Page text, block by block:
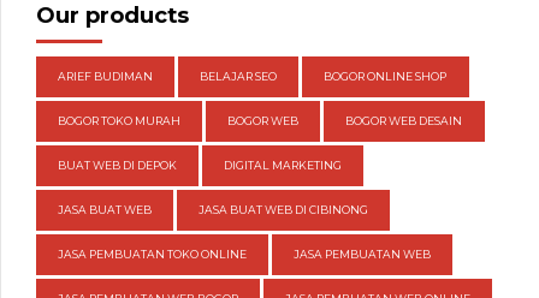
Our products
ARIEF BUDIMAN BELAJAR SEO BOGOR ONLINE SHOP
BOGOR TOKO MURAH BOGOR WEB BOGOR WEB DESAIN
BUAT WEB DI DEPOK DIGITAL MARKETING
JASA BUAT WEB JASA BUAT WEB DI CIBINONG
JASA PEMBUATAN TOKO ONLINE JASA PEMBUATAN WEB